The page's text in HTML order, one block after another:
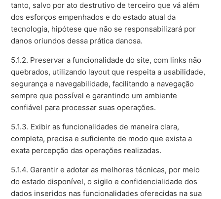
tanto, salvo por ato destrutivo de terceiro que vá além
dos esforços empenhados e do estado atual da
tecnologia, hipótese que não se responsabilizará por
danos oriundos dessa prática danosa.
5.1.2. Preservar a funcionalidade do site, com links não
quebrados, utilizando layout que respeita a usabilidade,
segurança e navegabilidade, facilitando a navegação
sempre que possível e garantindo um ambiente
confiável para processar suas operações.
5.1.3. Exibir as funcionalidades de maneira clara,
completa, precisa e suficiente de modo que exista a
exata percepção das operações realizadas.
5.1.4. Garantir e adotar as melhores técnicas, por meio
do estado disponível, o sigilo e confidencialidade dos
dados inseridos nas funcionalidades oferecidas na sua